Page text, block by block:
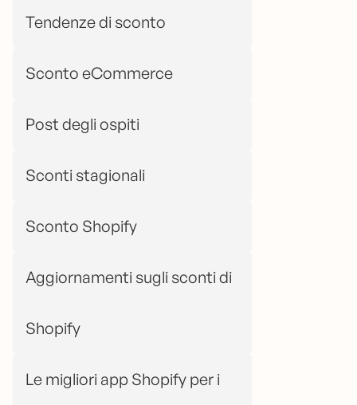
Tendenze di sconto
Sconto eCommerce
Post degli ospiti
Sconti stagionali
Sconto Shopify
Aggiornamenti sugli sconti di
Shopify
Le migliori app Shopify per i